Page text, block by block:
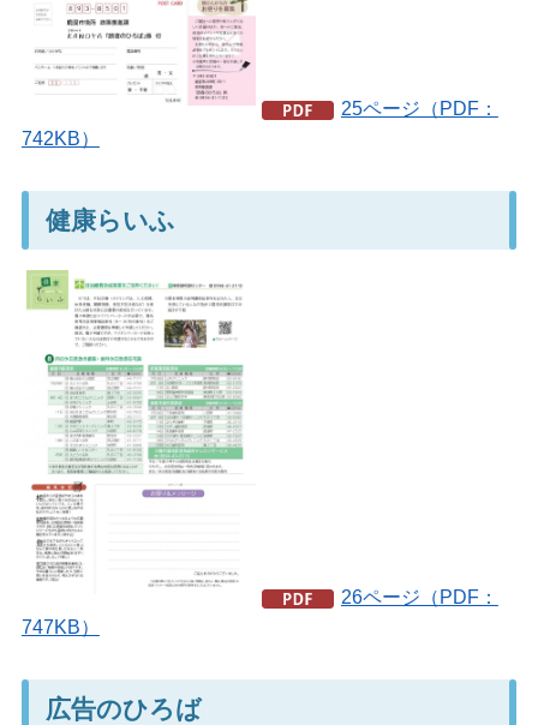
25ページ（PDF：
742KB）
健康らいふ
26ページ（PDF：
747KB）
広告のひろば